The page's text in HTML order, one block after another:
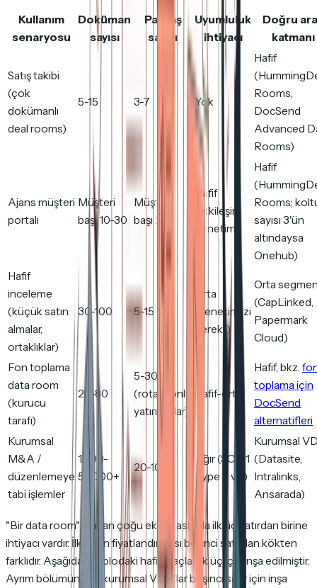
Kullanım
senaryosu
Doküman
sayısı
Paydaş
sayısı
Uyumluluk
ihtiyacı
Doğru
katmanı
Satış takibi
(çok
dokümanlı
deal rooms)
5-15 3-7 Yok
Hafif
Rooms,
DocSend
Advanced
Rooms)
Ajans müşteri
portalı
Müşteri
başı 10-30
Müşteri
başı 2-5
Hafif
(etkileşim
denetimi)
Hafif
Rooms;
sayısı 3'ün
altındaysa
Onehub)
Hafif
inceleme
(küçük satın
almalar,
ortaklıklar)
30-100 5-15
Orta
(denetim izi
gerekli)
Orta
(CapLinked,
Papermark
Cloud)
Fon toplama
data room
(kurucu
tarafı)
20-80
5-30
(rotasyonlu
yatırımcılar)
Hafif-orta
Hafif, bkz.
toplama için
DocSend
alternatifleri
Kurumsal
M&A /
düzenlemeye
tabi işlemler
1.000-
50.000+
20-100
Ağır (SOC 1
Type 2 vb.)
Kurumsal
(Datasite,
Intralinks,
Ansarada)
"Bir data room" arayan çoğu ekibin aslında ilk üç satırdan birine
ihtiyacı vardır. İlk üçün fiyatlandırması beşinci satırdan kökten
farklıdır. Aşağıdaki tablodaki hafif araçlar ilk üç için inşa edilmiştir.
Ayrım bölümündeki kurumsal VDR'lar beşinci satır için inşa